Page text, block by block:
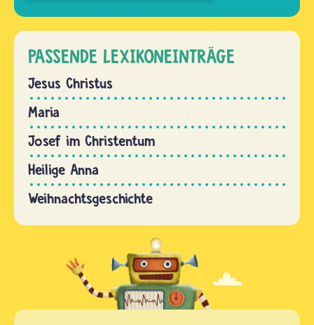
PASSENDE LEXIKONEINTRÄGE
Jesus Christus
Maria
Josef im Christentum
Heilige Anna
Weihnachtsgeschichte